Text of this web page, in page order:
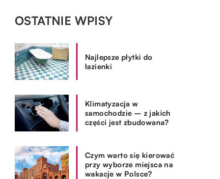
OSTATNIE WPISY
Najlepsze płytki do
łazienki
Klimatyzacja w
samochodzie – z jakich
części jest zbudowana?
Czym warto się kierować
przy wyborze miejsca na
wakacje w Polsce?